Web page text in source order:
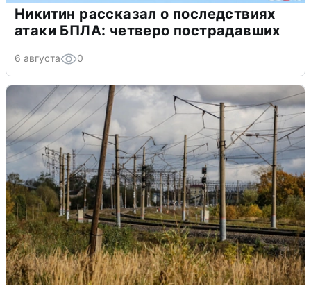
Никитин рассказал о последствиях
атаки БПЛА: четверо пострадавших
6 августа 0